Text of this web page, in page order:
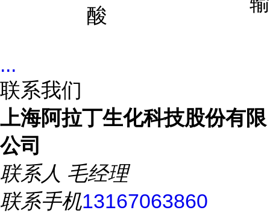
酸
...
联系我们
上海阿拉丁生化科技股份有限
公司
联系人 毛经理
联系手机13167063860